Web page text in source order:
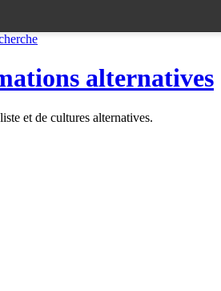
alternatives
et de cultures alternatives.